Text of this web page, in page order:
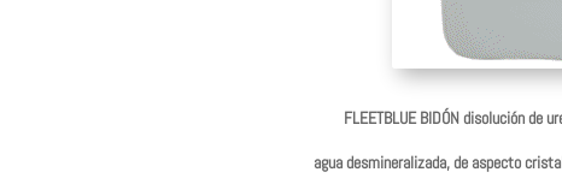
FLEETBLUE BIDÓN disolución de
agua desmineralizada, de aspecto